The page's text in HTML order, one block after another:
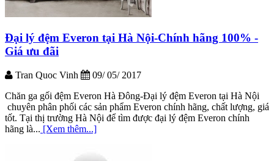
Đại lý đệm Everon tại Hà Nội-Chính hãng 100% -
Giá ưu đãi
Tran Quoc Vinh
09/ 05/ 2017
Chăn ga gối đệm Everon Hà Đông-Đại lý đệm Everon tại Hà Nội
chuyên phân phối các sản phẩm Everon chính hãng, chất lượng, giá
tốt. Tại thị trường Hà Nội để tìm được đại lý đệm Everon chính
hãng là... [Xem thêm...]